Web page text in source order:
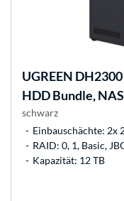
UGREEN
HDD Bundle, NAS
schwarz
Einbauschächte: 2x
RAID: 0, 1, Basic,
Kapazität: 12 TB